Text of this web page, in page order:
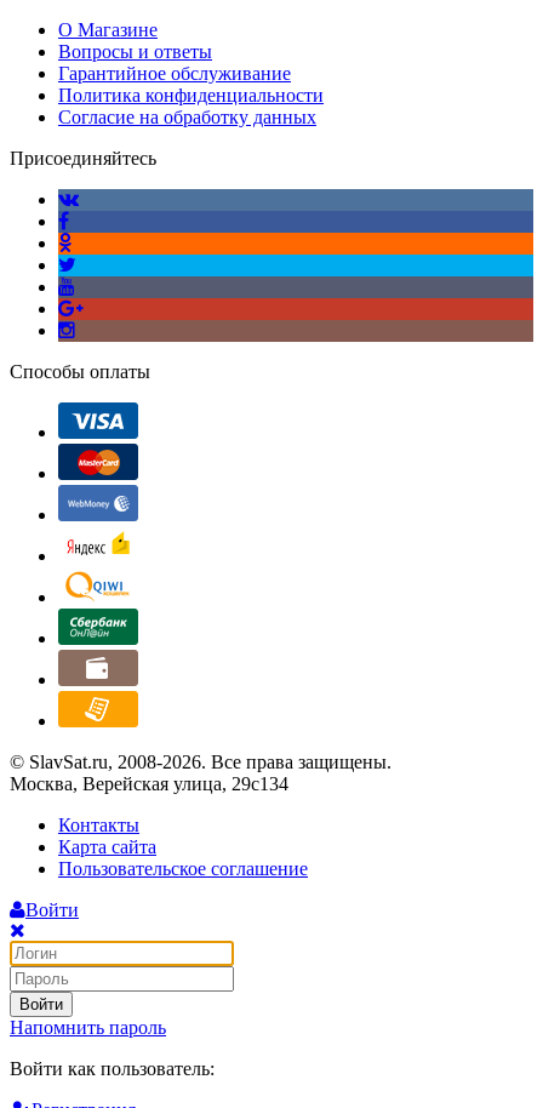
О Магазине
Вопросы и ответы
Гарантийное обслуживание
Политика конфиденциальности
Согласие на обработку данных
Присоединяйтесь
Способы оплаты
© SlavSat.ru, 2008-2026. Все права защищены.
Москва, Верейская улица, 29с134
Контакты
Карта сайта
Пользовательское соглашение
Войти
Войти
Напомнить пароль
Войти как пользователь: